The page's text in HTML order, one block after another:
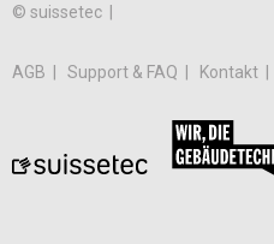
© suissetec |
AGB Support & FAQ Kontakt